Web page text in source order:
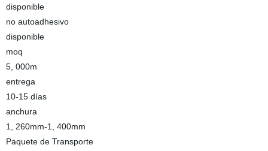
disponible
no autoadhesivo
disponible
moq
5, 000m
entrega
10-15 días
anchura
1, 260mm-1, 400mm
Paquete de Transporte